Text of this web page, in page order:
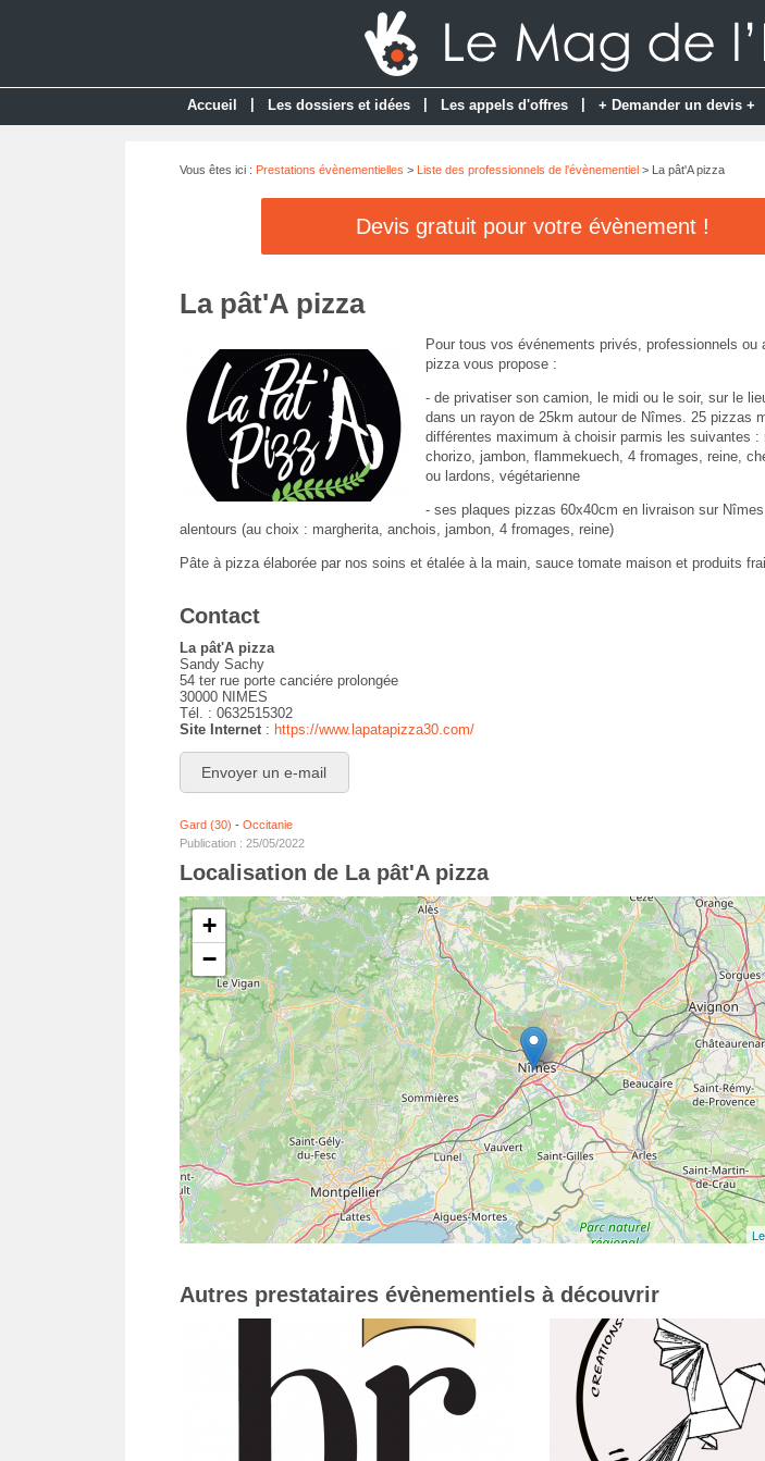
Accueil Les dossiers et idées Les appels d'offres + Demander un devis +
Vous êtes ici : Prestations évènementielles > Liste des professionnels de l'évènementiel> La pât'A pizza
Devis gratuit pour votre évènement !
La pât'A pizza
Pour tous vos événements privés, professionnels ou
pizza vous propose :
- de privatiser son camion, le midi ou le soir, sur le
dans un rayon de 25km autour de Nîmes. 25 pizzas
différentes maximum à choisir parmis les suivantes :
chorizo, jambon, flammekuech, 4 fromages, reine,
ou lardons, végétarienne
- ses plaques pizzas 60x40cm en livraison sur
alentours (au choix : margherita, anchois, jambon, 4 fromages, reine)
Pâte à pizza élaborée par nos soins et étalée à la main, sauce tomate maison et produits
Contact
La pât'A pizza
Sandy Sachy
54 ter rue porte canciére prolongée
30000 NIMES
Tél. : 0632515302
Site Internet: https://www.lapatapizza30.com/
Envoyer un e-mail
Gard (30) - Occitanie
Publication : 25/05/2022
Localisation de La pât'A pizza
+
−
Autres prestataires évènementiels à découvrir